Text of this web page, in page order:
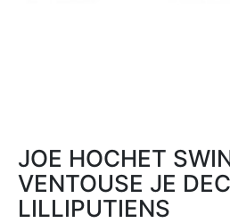
JOE HOCHET
VENTOUSE JE
LILLIPUTIENS